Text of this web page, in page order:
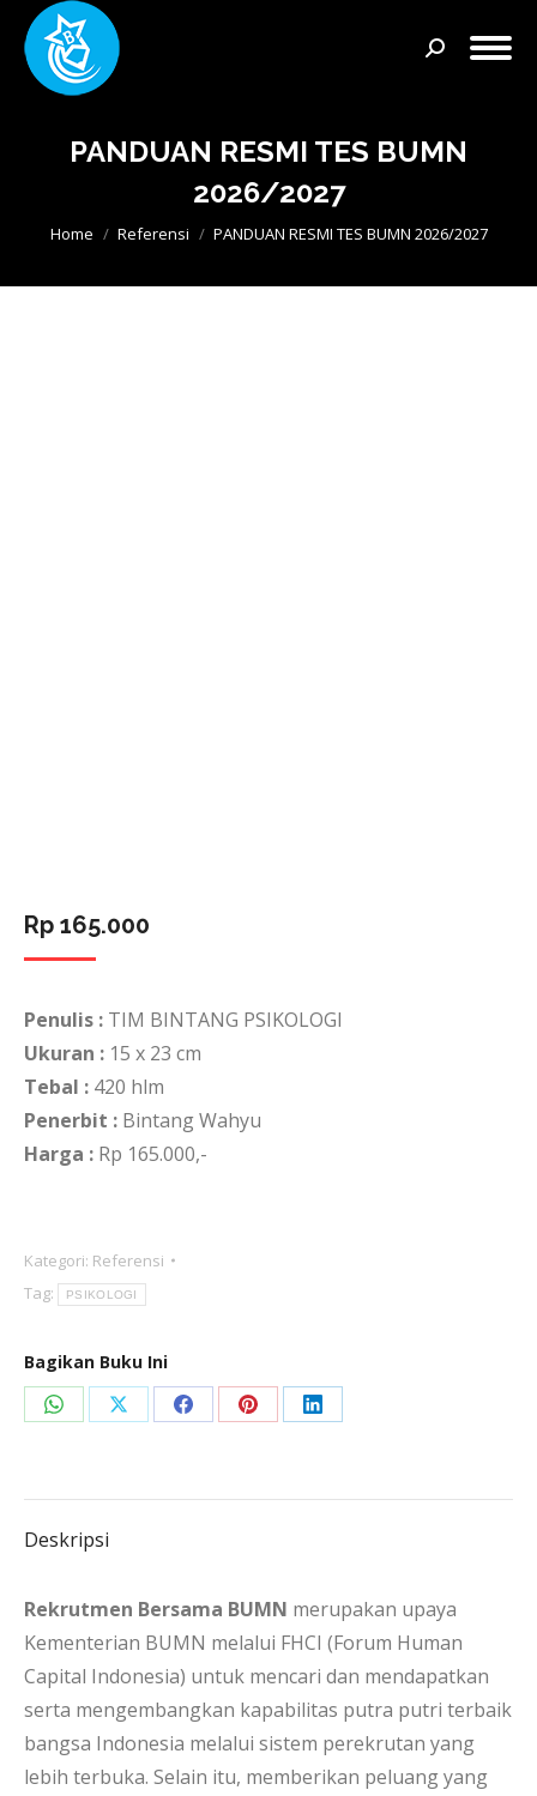
Search:
PANDUAN RESMI TES BUMN
2026/2027
You are here:
Home Referensi PANDUAN RESMI TES BUMN 2026/2027
Rp 165.000
Penulis : TIM BINTANG PSIKOLOGI
Ukuran : 15 x 23 cm
Tebal : 420 hlm
Penerbit : Bintang Wahyu
Harga : Rp 165.000,-
Kategori: Referensi
Tag:
PSIKOLOGI
Bagikan Buku Ini
Share
WhatsApp
Share
X
Share
Facebook
Share
Pinterest
Share
LinkedIn
Deskripsi
Rekrutmen Bersama BUMN merupakan upaya
Kementerian BUMN melalui FHCI (Forum Human
Capital Indonesia) untuk mencari dan mendapatkan
serta mengembangkan kapabilitas putra putri terbaik
bangsa Indonesia melalui sistem perekrutan yang
lebih terbuka. Selain itu, memberikan peluang yang